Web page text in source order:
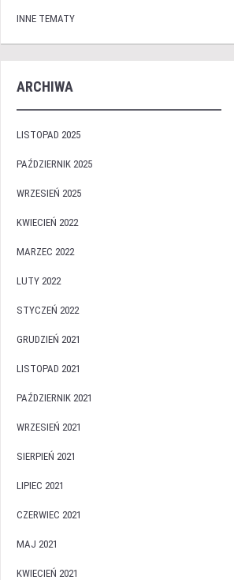
INNE TEMATY
ARCHIWA
LISTOPAD 2025
PAŹDZIERNIK 2025
WRZESIEŃ 2025
KWIECIEŃ 2022
MARZEC 2022
LUTY 2022
STYCZEŃ 2022
GRUDZIEŃ 2021
LISTOPAD 2021
PAŹDZIERNIK 2021
WRZESIEŃ 2021
SIERPIEŃ 2021
LIPIEC 2021
CZERWIEC 2021
MAJ 2021
KWIECIEŃ 2021